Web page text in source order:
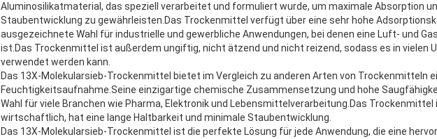
Aluminosilikatmaterial, das speziell verarbeitet und formuliert wurde, um maximale Absorption
Staubentwicklung zu gewährleisten.Das Trockenmittel verfügt über eine sehr hohe
ausgezeichnete Wahl für industrielle und gewerbliche Anwendungen, bei denen eine Luft- und
ist.Das Trockenmittel ist außerdem ungiftig, nicht ätzend und nicht reizend, sodass es in vielen
verwendet werden kann.
Das 13X-Molekularsieb-Trockenmittel bietet im Vergleich zu anderen Arten von Trockenmitteln
Feuchtigkeitsaufnahme.Seine einzigartige chemische Zusammensetzung und hohe
Wahl für viele Branchen wie Pharma, Elektronik und Lebensmittelverarbeitung.Das
wirtschaftlich, hat eine lange Haltbarkeit und minimale Staubentwicklung.
Das 13X-Molekularsieb-Trockenmittel ist die perfekte Lösung für jede Anwendung, die eine